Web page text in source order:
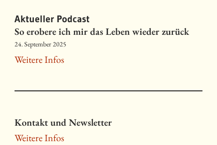
Aktueller Podcast
So erobere ich mir das Leben wieder zurück
24. September 2025
Weitere Infos
Kontakt und Newsletter
Weitere Infos